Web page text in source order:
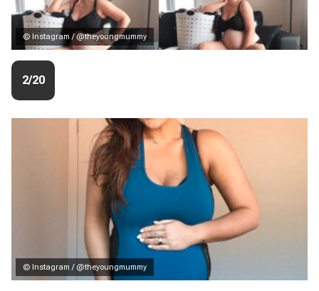
© Instagram / @theyoungmummy
2/20
© Instagram / @theyoungmummy